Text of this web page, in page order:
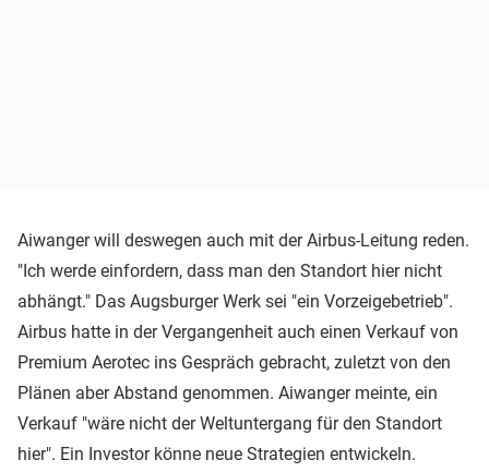
Aiwanger will deswegen auch mit der Airbus-Leitung reden.
"Ich werde einfordern, dass man den Standort hier nicht
abhängt." Das Augsburger Werk sei "ein Vorzeigebetrieb".
Airbus hatte in der Vergangenheit auch einen Verkauf von
Premium Aerotec ins Gespräch gebracht, zuletzt von den
Plänen aber Abstand genommen. Aiwanger meinte, ein
Verkauf "wäre nicht der Weltuntergang für den Standort
hier". Ein Investor könne neue Strategien entwickeln.